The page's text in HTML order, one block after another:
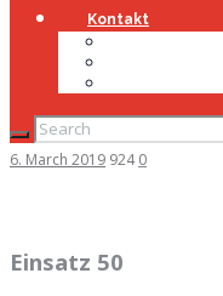
Kontakt
6. March 2019 924 0
Einsatz 50